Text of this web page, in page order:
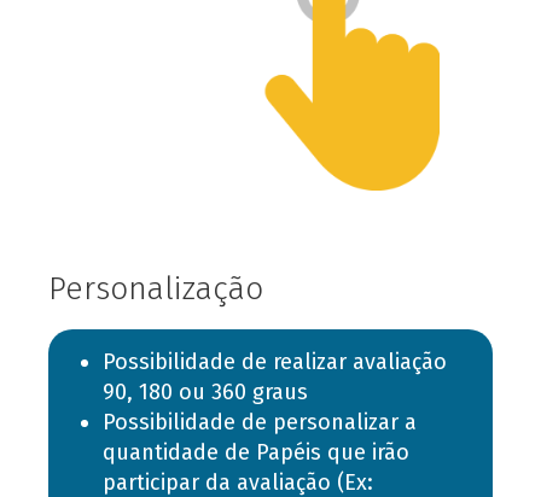
Personalização
Possibilidade de realizar avaliação
90, 180 ou 360 graus
Possibilidade de personalizar a
quantidade de Papéis que irão
participar da avaliação (Ex: